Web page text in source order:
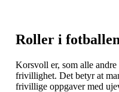
Roller i
Korsvoll er, som alle
frivillighet. Det betyr at
frivillige oppgaver med